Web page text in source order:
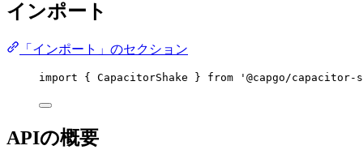
インポート
「インポート」のセクション
import { CapacitorShake } from '@capgo/capacitor-
APIの概要